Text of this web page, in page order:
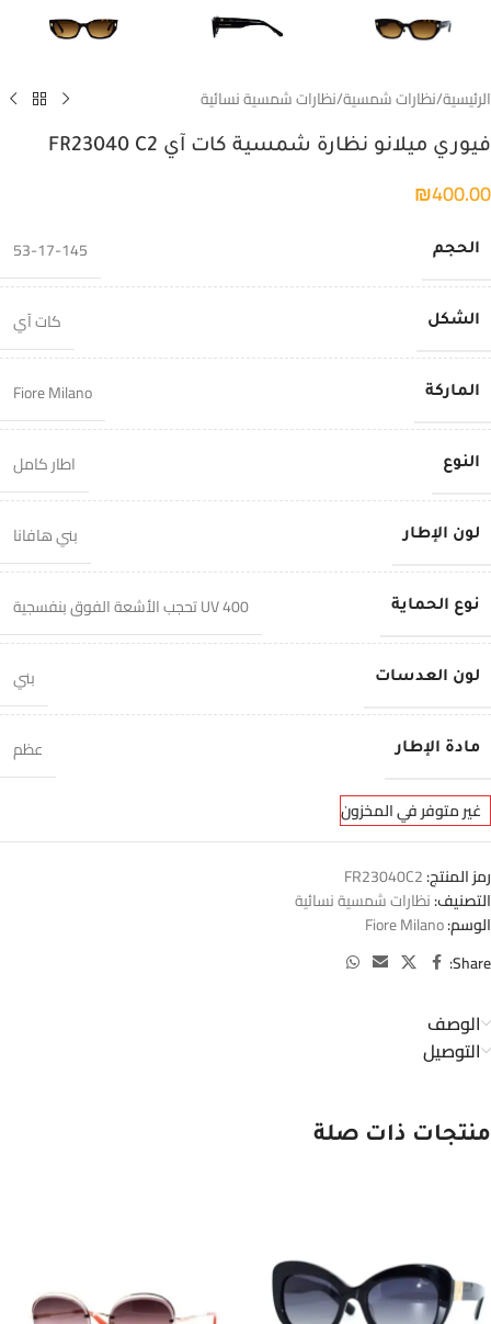
الرئيسية/نظارات شمسية/نظارات شمسية نسائية
فيوري ميلانو نظارة شمسية كات آي FR23040 C2
₪400.00
الحجم 53-17-145
الشكل كات آي
الماركة Fiore Milano
النوع اطار كامل
لون الإطار بني هافانا
نوع الحماية 400 UV تحجب الأشعة الفوق بنفسجية
لون العدسات بني
مادة الإطار عظم
غير متوفر في المخزون
رمز المنتج:FR23040C2
التصنيف:نظارات شمسية نسائية
الوسم:Fiore Milano
Share:
الوصف
التوصيل
منتجات ذات صلة